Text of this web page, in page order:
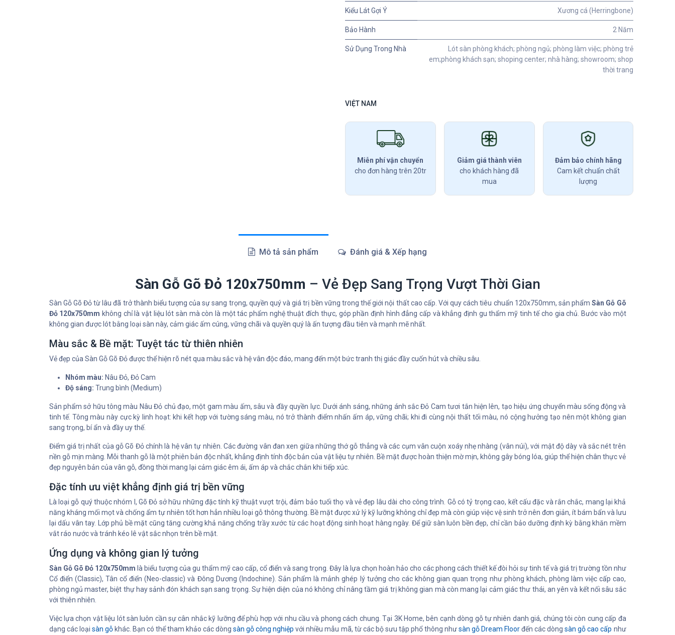
Kiểu Lát Gợi Ý Xương cá (Herringbone)
Bảo Hành 2 Năm
Sử Dụng Trong Nhà
Lót sàn phòng khách; phòng ngủ; phòng làm việc; phòng trẻ
em;phòng khách sạn; shoping center; nhà hàng; showroom; shop
thời trang
VIỆT NAM
Miễn phí vận chuyển
cho đơn hàng trên 20tr
Giảm giá thành viên
cho khách hàng đã
mua
Đảm bảo chính hãng
Cam kết chuẩn chất
lượng
Mô tả sản phẩm Đánh giá & Xếp hạng
Sàn Gỗ Gõ Đỏ 120x750mm – Vẻ Đẹp Sang Trọng Vượt Thời Gian
Sàn Gỗ Gõ Đỏ từ lâu đã trở thành biểu tượng của sự sang trọng, quyền quý và giá trị bền vững trong thế giới nội thất cao cấp. Với quy cách tiêu chuẩn 120x750mm, sản phẩmSàn Gỗ Gõ
Đỏ 120x750mm không chỉ là vật liệu lót sàn mà còn là một tác phẩm nghệ thuật đích thực, góp phần định hình đẳng cấp và khẳng định gu thẩm mỹ tinh tế cho gia chủ. Bước vào một
không gian được lót bằng loại sàn này, cảm giác ấm cúng, vững chãi và quyền quý là ấn tượng đầu tiên và mạnh mẽ nhất.
Màu sắc & Bề mặt: Tuyệt tác từ thiên nhiên
Vẻ đẹp của Sàn Gỗ Gõ Đỏ được thể hiện rõ nét qua màu sắc và hệ vân độc đáo, mang đến một bức tranh thị giác đầy cuốn hút và chiều sâu.
Nhóm màu: Nâu Đỏ, Đỏ Cam
Độ sáng: Trung bình (Medium)
Sản phẩm sở hữu tông màu Nâu Đỏ chủ đạo, một gam màu ấm, sâu và đầy quyền lực. Dưới ánh sáng, những ánh sắc Đỏ Cam tươi tắn hiện lên, tạo hiệu ứng chuyển màu sống động và
tinh tế. Tông màu này cực kỳ linh hoạt: khi kết hợp với tường sáng màu, nó trở thành điểm nhấn ấm áp, vững chãi; khi đi cùng nội thất tối màu, nó cộng hưởng tạo nên một không gian
sang trọng, bí ẩn và đầy uy thế.
Điểm giá trị nhất của gỗ Gõ Đỏ chính là hệ vân tự nhiên. Các đường vân đan xen giữa những thớ gỗ thẳng và các cụm vân cuộn xoáy nhẹ nhàng (vân núi), với mật độ dày và sắc nét trên
nền gỗ mịn màng. Mỗi thanh gỗ là một phiên bản độc nhất, khẳng định tính độc bản của vật liệu tự nhiên. Bề mặt được hoàn thiện mờ mịn, không gây bóng lóa, giúp thể hiện chân thực vẻ
đẹp nguyên bản của vân gỗ, đồng thời mang lại cảm giác êm ái, ấm áp và chắc chắn khi tiếp xúc.
Đặc tính ưu việt khẳng định giá trị bền vững
Là loại gỗ quý thuộc nhóm I, Gõ Đỏ sở hữu những đặc tính kỹ thuật vượt trội, đảm bảo tuổi thọ và vẻ đẹp lâu dài cho công trình. Gỗ có tỷ trọng cao, kết cấu đặc và rắn chắc, mang lại khả
năng kháng mối mọt và chống ẩm tự nhiên tốt hơn hẳn nhiều loại gỗ thông thường. Bề mặt được xử lý kỹ lưỡng không chỉ đẹp mà còn giúp việc vệ sinh trở nên đơn giản, ít bám bẩn và lưu
lại dấu vân tay. Lớp phủ bề mặt cũng tăng cường khả năng chống trầy xước từ các hoạt động sinh hoạt hàng ngày. Để giữ sàn luôn bền đẹp, chỉ cần bảo dưỡng định kỳ bằng khăn mềm
vắt ráo nước và tránh kéo lê vật sắc nhọn trên bề mặt.
Ứng dụng và không gian lý tưởng
Sàn Gỗ Gõ Đỏ 120x750mm là biểu tượng của gu thẩm mỹ cao cấp, cổ điển và sang trọng. Đây là lựa chọn hoàn hảo cho các phong cách thiết kế đòi hỏi sự tinh tế và giá trị trường tồn như
Cổ điển (Classic), Tân cổ điển (Neo-classic) và Đông Dương (Indochine). Sản phẩm là mảnh ghép lý tưởng cho các không gian quan trọng như phòng khách, phòng làm việc cấp cao,
phòng ngủ master, biệt thự hay sảnh đón khách sạn sang trọng. Sự hiện diện của nó không chỉ nâng tầm giá trị không gian mà còn mang lại cảm giác thư thái, an yên và kết nối sâu sắc
với thiên nhiên.
Việc lựa chọn vật liệu lót sàn luôn cần sự cân nhắc kỹ lưỡng để phù hợp với nhu cầu và phong cách chung. Tại 3K Home, bên cạnh dòng gỗ tự nhiên danh giá, chúng tôi còn cung cấp đa
dạng các loại sàn gỗkhác. Bạn có thể tham khảo các dòngsàn gỗ công nghiệp với nhiều mẫu mã, từ các bộ sưu tập phổ thông nhưsàn gỗ Dream Floorđến các dòngsàn gỗ cao cấp như